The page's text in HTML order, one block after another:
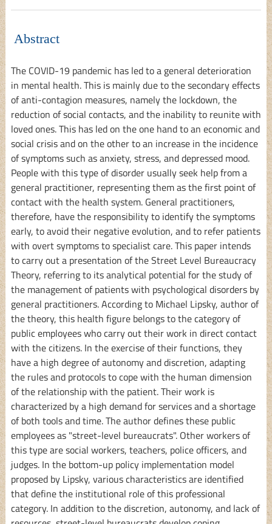
Abstract
The COVID-19 pandemic has led to a general deterioration
in mental health. This is mainly due to the secondary effects
of anti-contagion measures, namely the lockdown, the
reduction of social contacts, and the inability to reunite with
loved ones. This has led on the one hand to an economic and
social crisis and on the other to an increase in the incidence
of symptoms such as anxiety, stress, and depressed mood.
People with this type of disorder usually seek help from a
general practitioner, representing them as the first point of
contact with the health system. General practitioners,
therefore, have the responsibility to identify the symptoms
early, to avoid their negative evolution, and to refer patients
with overt symptoms to specialist care. This paper intends
to carry out a presentation of the Street Level Bureaucracy
Theory, referring to its analytical potential for the study of
the management of patients with psychological disorders by
general practitioners. According to Michael Lipsky, author of
the theory, this health figure belongs to the category of
public employees who carry out their work in direct contact
with the citizens. In the exercise of their functions, they
have a high degree of autonomy and discretion, adapting
the rules and protocols to cope with the human dimension
of the relationship with the patient. Their work is
characterized by a high demand for services and a shortage
of both tools and time. The author defines these public
employees as "street-level bureaucrats". Other workers of
this type are social workers, teachers, police officers, and
judges. In the bottom-up policy implementation model
proposed by Lipsky, various characteristics are identified
that define the institutional role of this professional
category. In addition to the discretion, autonomy, and lack of